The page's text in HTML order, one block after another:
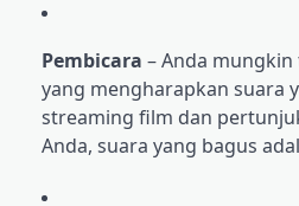
Pembicara – Anda
yang mengharapkan suara
streaming film dan
Anda, suara yang bagus